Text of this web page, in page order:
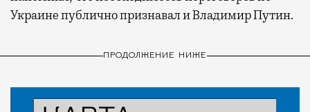
Украине публично признавал и Владимир Путин.
ПРОДОЛЖЕНИЕ НИЖЕ